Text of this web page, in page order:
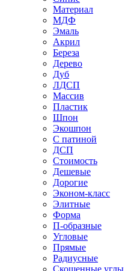
Материал
МДФ
Эмаль
Акрил
Береза
Дерево
Дуб
ЛДСП
Массив
Пластик
Шпон
Экошпон
С патиной
ДСП
Стоимость
Дешевые
Дорогие
Эконом-класс
Элитные
Форма
П-образные
Угловые
Прямые
Радиусные
Скошенные углы